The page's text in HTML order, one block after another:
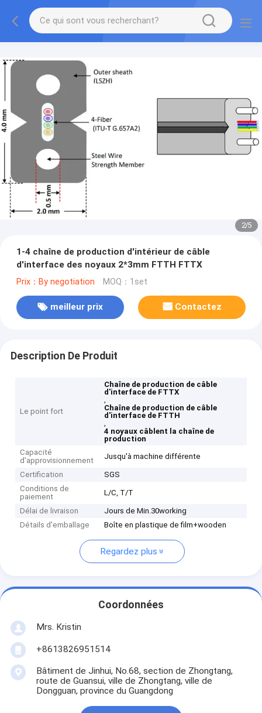
2/5
1-4 chaîne de production d'intérieur de câble
d'interface des noyaux 2*3mm FTTH FTTX
Prix：By negotiation MOQ：1set
meilleur prix Contactez
Description De Produit
Le point fort
Chaîne de production de câble
d'interface de FTTX
,
Chaîne de production de câble
d'interface de FTTH
,
4 noyaux câblent la chaîne de
production
Capacité
d'approvisionnement
Jusqu'à machine différente
Certification
SGS
Conditions de
paiement
L/C, T/T
Délai de livraison
Jours de Min.30working
Détails d'emballage
Boîte en plastique de film+wooden
Regardez plus
Coordonnées
Mrs. Kristin
+8613826951514
Bâtiment de Jinhui, No.68, section de Zhongtang,
route de Guansui, ville de Zhongtang, ville de
Dongguan, province du Guangdong